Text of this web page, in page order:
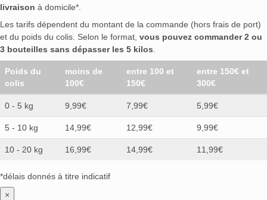
livraison à domicile*.
Les tarifs dépendent du montant de la commande (hors frais de port)
et du poids du colis. Selon le format, vous pouvez commander 2 ou
3 bouteilles sans dépasser les 5 kilos
Poids du
colis
moins de
100€
entre 100 et
150€
entre 150€ et
300€
0 - 5 kg 9,99€ 7,99€ 5,99€
5 - 10 kg 14,99€ 12,99€ 9,99€
10 - 20 kg 16,99€ 14,99€ 11,99€
*délais donnés à titre indicatif
×